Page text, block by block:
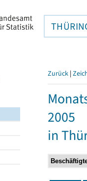
Zurück |
2005
in